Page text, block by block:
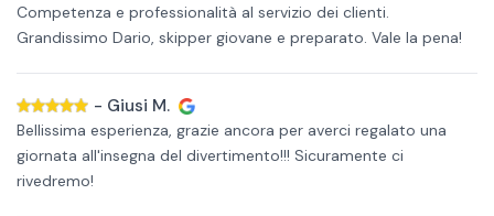
Competenza e professionalità al servizio dei clienti.
Grandissimo Dario, skipper giovane e preparato. Vale la pena!
- Giusi M.
Bellissima esperienza, grazie ancora per averci regalato una
giornata all'insegna del divertimento!!! Sicuramente ci
rivedremo!